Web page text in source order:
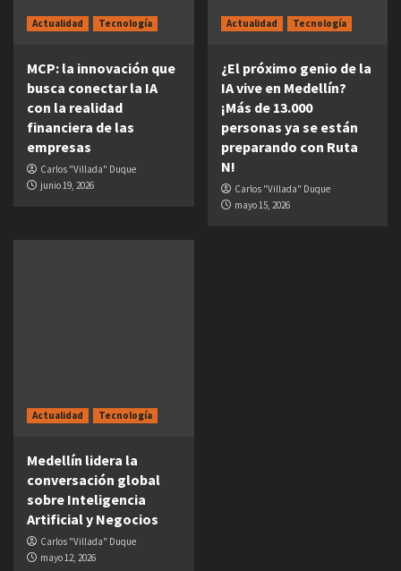
Actualidad Tecnología
MCP: la innovación que
busca conectar la IA
con la realidad
financiera de las
empresas
Carlos "Villada" Duque
junio 19, 2026
Actualidad Tecnología
¿El próximo genio de la
IA vive en Medellín?
¡Más de 13.000
personas ya se están
preparando con Ruta
N!
Carlos "Villada" Duque
mayo 15, 2026
Actualidad Tecnología
Medellín lidera la
conversación global
sobre Inteligencia
Artificial y Negocios
Carlos "Villada" Duque
mayo 12, 2026